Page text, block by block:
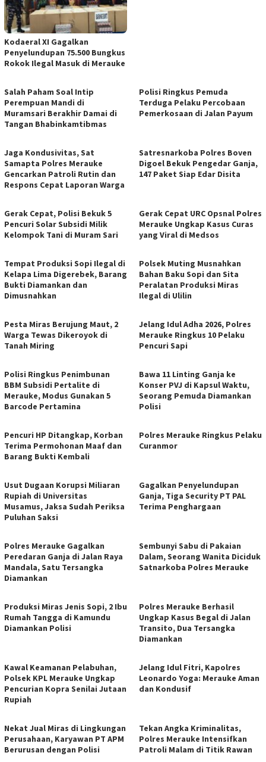
​Kodaeral XI Gagalkan
Penyelundupan 75.500 Bungkus
Rokok Ilegal Masuk di Merauke
Salah Paham Soal Intip
Perempuan Mandi di
Muramsari Berakhir Damai di
Tangan Bhabinkamtibmas
Polisi Ringkus Pemuda
Terduga Pelaku Percobaan
Pemerkosaan di Jalan Payum
Jaga Kondusivitas, Sat
Samapta Polres Merauke
Gencarkan Patroli Rutin dan
Respons Cepat Laporan Warga
Satresnarkoba Polres Boven
Digoel Bekuk Pengedar Ganja,
147 Paket Siap Edar Disita
Gerak Cepat, Polisi Bekuk 5
Pencuri Solar Subsidi Milik
Kelompok Tani di Muram Sari
Gerak Cepat URC Opsnal Polres
Merauke Ungkap Kasus Curas
yang Viral di Medsos
Tempat Produksi Sopi Ilegal di
Kelapa Lima Digerebek, Barang
Bukti Diamankan dan
Dimusnahkan
Polsek Muting Musnahkan
Bahan Baku Sopi dan Sita
Peralatan Produksi Miras
Ilegal di Ulilin
Pesta Miras Berujung Maut, 2
Warga Tewas Dikeroyok di
Tanah Miring
Jelang Idul Adha 2026, Polres
Merauke Ringkus 10 Pelaku
Pencuri Sapi
Polisi Ringkus Penimbunan
BBM Subsidi Pertalite di
Merauke, Modus Gunakan 5
Barcode Pertamina
Bawa 11 Linting Ganja ke
Konser PVJ di Kapsul Waktu,
Seorang Pemuda Diamankan
Polisi
Pencuri HP Ditangkap, Korban
Terima Permohonan Maaf dan
Barang Bukti Kembali
Polres Merauke Ringkus Pelaku
Curanmor
Usut Dugaan Korupsi Miliaran
Rupiah di Universitas
Musamus, Jaksa Sudah Periksa
Puluhan Saksi
Gagalkan Penyelundupan
Ganja, Tiga Security PT PAL
Terima Penghargaan
​Polres Merauke Gagalkan
Peredaran Ganja di Jalan Raya
Mandala, Satu Tersangka
Diamankan
Sembunyi Sabu di Pakaian
Dalam, Seorang Wanita Diciduk
Satnarkoba Polres Merauke
Produksi Miras Jenis Sopi, 2 Ibu
Rumah Tangga di Kamundu
Diamankan Polisi
Polres Merauke Berhasil
Ungkap Kasus Begal di Jalan
Transito, Dua Tersangka
Diamankan
Kawal Keamanan Pelabuhan,
Polsek KPL Merauke Ungkap
Pencurian Kopra Senilai Jutaan
Rupiah
Jelang Idul Fitri, Kapolres
Leonardo Yoga: Merauke Aman
dan Kondusif
Nekat Jual Miras di Lingkungan
Perusahaan, Karyawan PT APM
Berurusan dengan Polisi
Tekan Angka Kriminalitas,
Polres Merauke Intensifkan
Patroli Malam di Titik Rawan